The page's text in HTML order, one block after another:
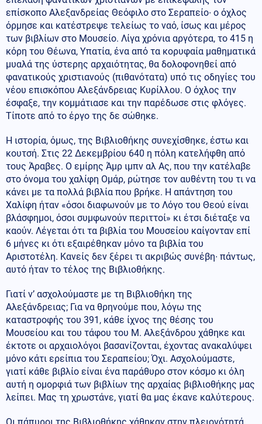
επίσκοπο Αλεξανδρείας Θεόφιλο στο Σεραπείο∙ ο όχλος
όρμησε και κατέστρεψε τελείως το ναό, ίσως και μέρος
των βιβλίων στο Μουσείο. Λίγα χρόνια αργότερα, το 415 η
κόρη του Θέωνα, Υπατία, ένα από τα κορυφαία μαθηματικά
μυαλά της ύστερης αρχαιότητας, θα δολοφονηθεί από
φανατικούς χριστιανούς (πιθανότατα) υπό τις οδηγίες του
νέου επισκόπου Αλεξάνδρειας Κυρίλλου. Ο όχλος την
έσφαξε, την κομμάτιασε και την παρέδωσε στις φλόγες.
Τίποτε από το έργο της δε σώθηκε.
Η ιστορία, όμως, της Βιβλιοθήκης συνεχίσθηκε, έστω και
κουτσή. Στις 22 Δεκεμβρίου 640 η πόλη κατελήφθη από
τους Άραβες. Ο εμίρης Άμρ ιμπν αλ Ας, που την κατέλαβε
στο όνομα του χαλίφη Ομάρ, ρώτησε τον αυθέντη του τι να
κάνει με τα πολλά βιβλία που βρήκε. Η απάντηση του
Χαλίφη ήταν «όσοι διαφωνούν με το Λόγο του Θεού είναι
βλάσφημοι, όσοι συμφωνούν περιττοί» κι έτσι διέταξε να
καούν. Λέγεται ότι τα βιβλία του Μουσείου καίγονταν επί
6 μήνες κι ότι εξαιρέθηκαν μόνο τα βιβλία του
Αριστοτέλη. Κανείς δεν ξέρει τι ακριβώς συνέβη∙ πάντως,
αυτό ήταν το τέλος της Βιβλιοθήκης.
Γιατί ν’ ασχολούμαστε με τη Βιβλιοθήκη της
Αλεξάνδρειας; Για να θρηνούμε που, λόγω της
καταστροφής του 391, κάθε ίχνος της θέσης του
Μουσείου και του τάφου του Μ. Αλεξάνδρου χάθηκε και
έκτοτε οι αρχαιολόγοι βασανίζονται, έχοντας ανακαλύψει
μόνο κάτι ερείπια του Σεραπείου; Όχι. Ασχολούμαστε,
γιατί κάθε βιβλίο είναι ένα παράθυρο στον κόσμο κι όλη
αυτή η ομορφιά των βιβλίων της αρχαίας βιβλιοθήκης μας
λείπει. Μας τη χρωστάνε, γιατί θα μας έκανε καλύτερους.